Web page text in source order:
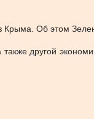
Об этом
другой